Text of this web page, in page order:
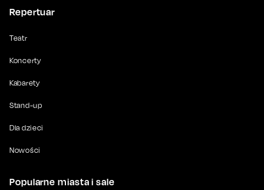
Repertuar
Teatr
Koncerty
Kabarety
Stand-up
Dla dzieci
Nowości
Popularne miasta i sale